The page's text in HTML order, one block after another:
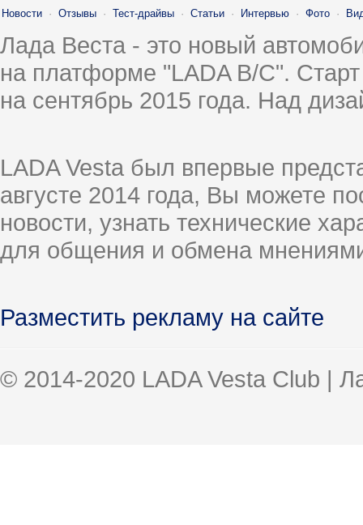
Новости · Отзывы · Тест-драйвы · Статьи · Интервью · Фото ·
Лада Веста - это новый
на платформе "LADA B/C".
на сентябрь 2015 года. Над
LADA Vesta был впервые
августе 2014 года, Вы можете
новости, узнать технические
для общения и обмена
Разместить рекламу на сайте
© 2014-2020 LADA Vesta Club |